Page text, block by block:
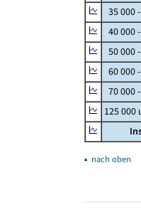
35 000
40 000
50 000
60 000
70 000
125
▴ nach oben